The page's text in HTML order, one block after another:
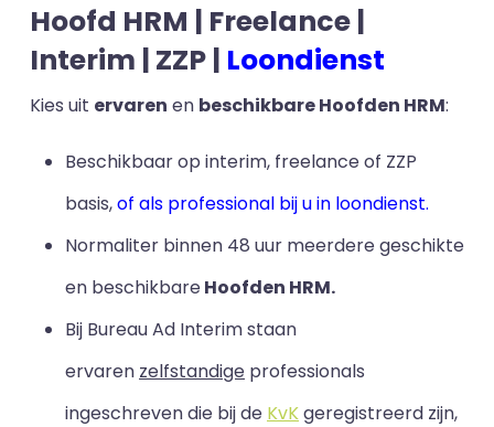
Hoofd HRM | Freelance |
Interim | ZZP | Loondienst
Kies uit ervaren en beschikbare Hoofden HRM:
Beschikbaar op interim, freelance of ZZP
basis,of als professional bij u in loondienst.
Normaliter binnen 48 uur meerdere geschikte
en beschikbareHoofden HRM.
Bij Bureau Ad Interim staan
ervaren zelfstandige professionals
ingeschreven die bij de KvKgeregistreerd zijn,